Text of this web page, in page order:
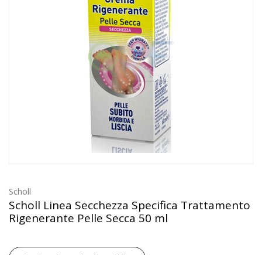
Scholl
Scholl Linea Secchezza Specifica Trattamento
Rigenerante Pelle Secca 50 ml